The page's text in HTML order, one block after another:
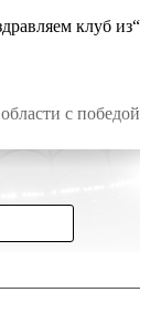
клуб из
с победой